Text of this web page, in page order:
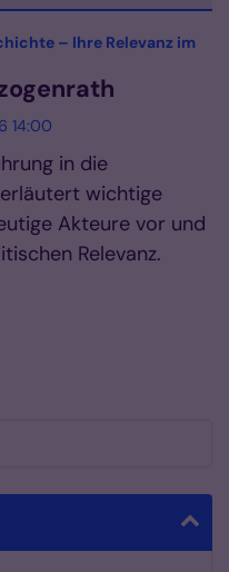
– Ihre Relevanz im
14:00
in die
wichtige
Akteure vor und
Relevanz.